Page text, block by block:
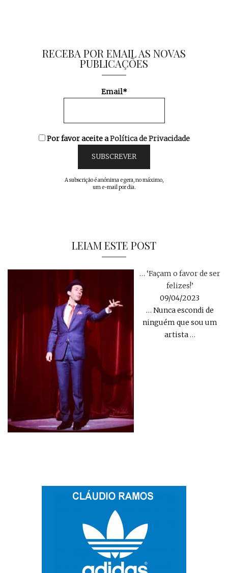
RECEBA POR EMAIL AS NOVAS
PUBLICAÇÕES
Email*
Por favor aceite aPolítica de Privacidade
A subscrição é anónima e gera, no máximo,
um e-mail por dia.
LEIAM ESTE POST
… ‘Façam o favor de ser
felizes!’
09/04/2023
… Nunca escondi de
ninguém que sou um
artista …